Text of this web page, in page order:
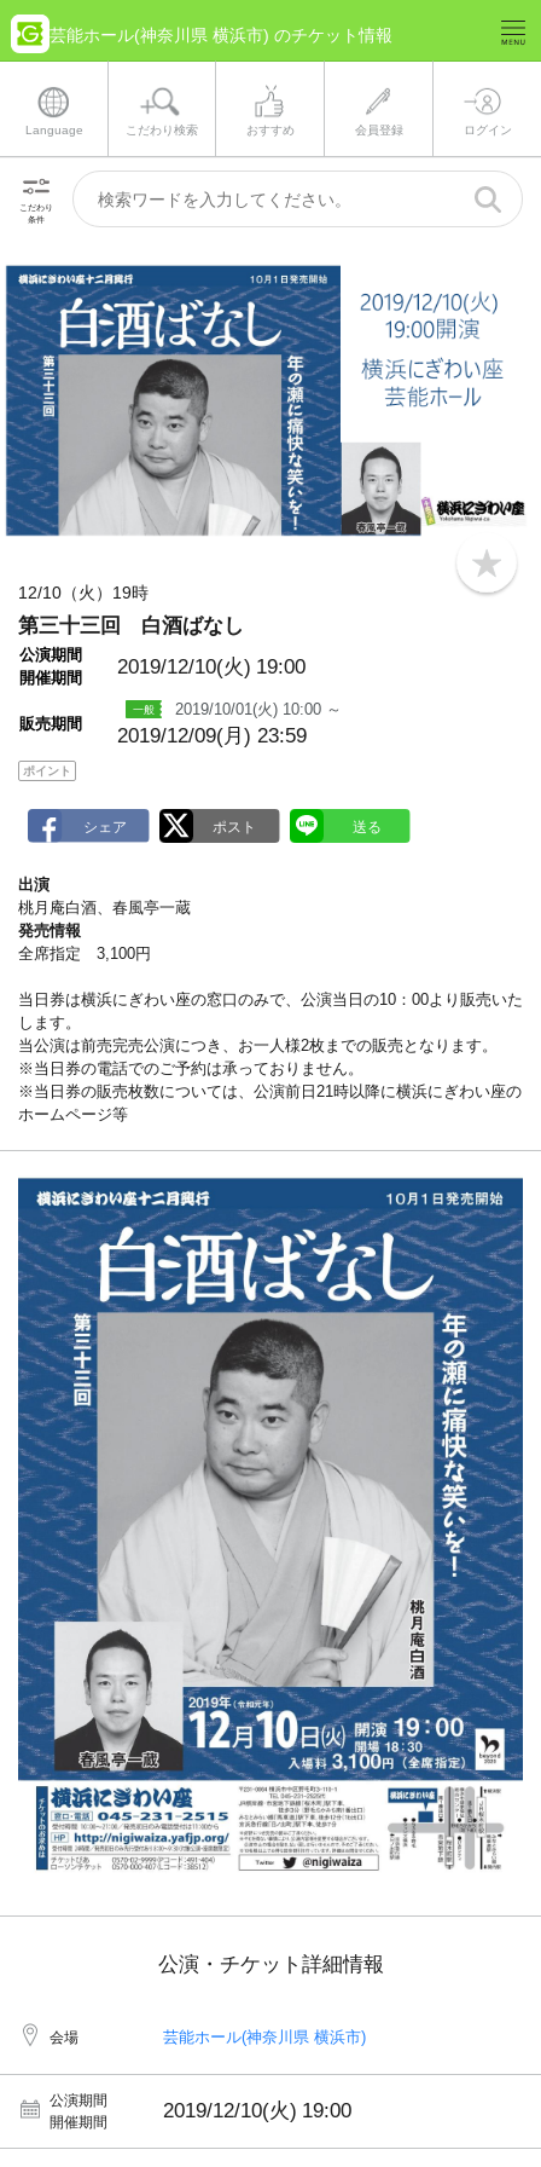
芸能ホール(神奈川県 横浜市) のチケット情報
Language こだわり検索 おすすめ 会員登録 ログイン
こだわり
条件
b
o
12/10（火）19時
第三十三回 白酒ばなし
公演期間
開催期間
2019/12/10(火) 19:00
販売期間
2019/10/01(火) 10:00 ～
2019/12/09(月) 23:59
ポイント
出演
桃月庵白酒、春風亭一蔵
発売情報
全席指定 3,100円
当日券は横浜にぎわい座の窓口のみで、公演当日の10：00より販売いた
します。
当公演は前売完売公演につき、お一人様2枚までの販売となります。
※当日券の電話でのご予約は承っておりません。
※当日券の販売枚数については、公演前日21時以降に横浜にぎわい座の
ホームページ等
公演・チケット詳細情報
会場 芸能ホール(神奈川県 横浜市)
公演期間
開催期間
2019/12/10(火) 19:00